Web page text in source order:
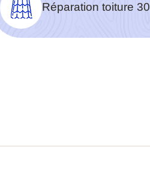
Réparation toiture 30